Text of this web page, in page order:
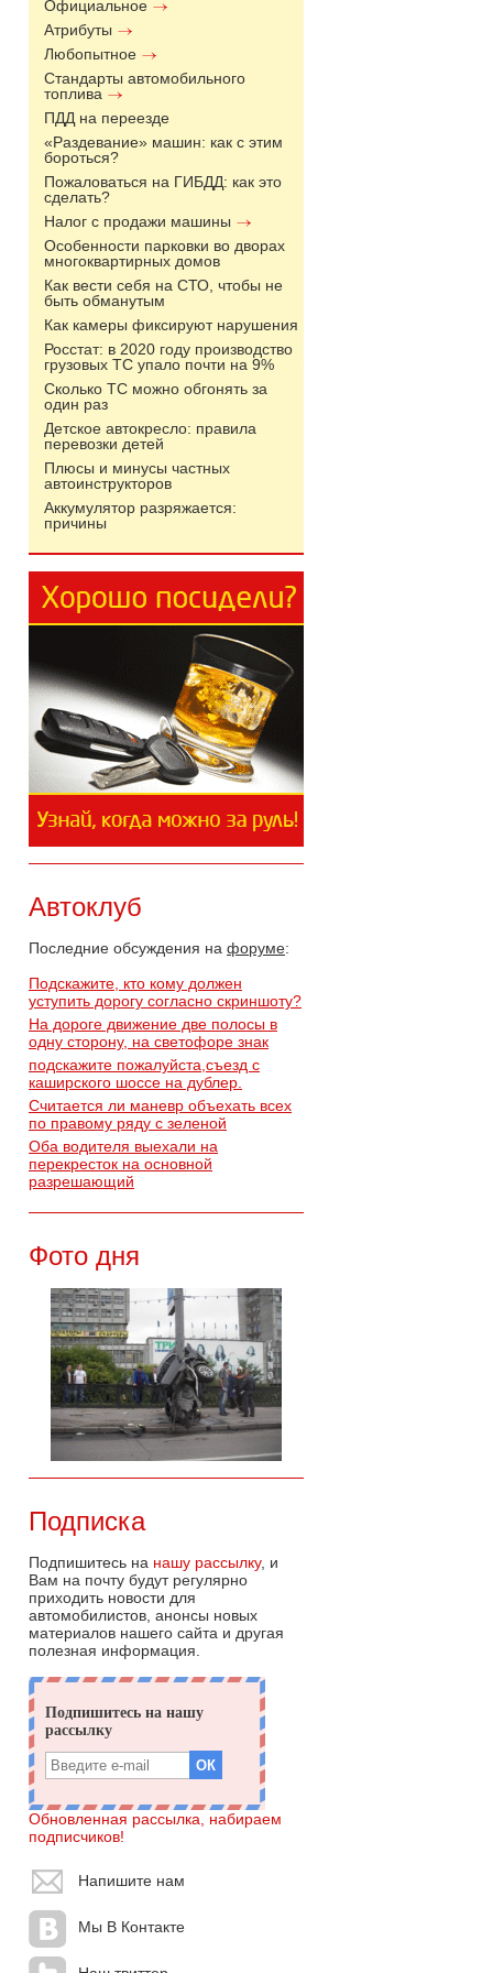
Официальное
Атрибуты
Любопытное
Стандарты автомобильного
топлива
ПДД на переезде
«Раздевание» машин: как с этим
бороться?
Пожаловаться на ГИБДД: как это
сделать?
Налог с продажи машины
Особенности парковки во дворах
многоквартирных домов
Как вести себя на СТО, чтобы не
быть обманутым
Как камеры фиксируют нарушения
Росстат: в 2020 году производство
грузовых ТС упало почти на 9%
Сколько ТС можно обгонять за
один раз
Детское автокресло: правила
перевозки детей
Плюсы и минусы частных
автоинструкторов
Аккумулятор разряжается:
причины
Автоклуб
Последние обсуждения на форуме:
Подскажите, кто кому должен
уступить дорогу согласно скриншоту?
На дороге движение две полосы в
одну сторону, на светофоре знак
подскажите пожалуйста,съезд с
каширского шоссе на дублер.
Считается ли маневр объехать всех
по правому ряду с зеленой
Оба водителя выехали на
перекресток на основной
разрешающий
Фото дня
Подписка
Подпишитесь на нашу рассылку, и
Вам на почту будут регулярно
приходить новости для
автомобилистов, анонсы новых
материалов нашего сайта и другая
полезная информация.
Обновленная рассылка, набираем
подписчиков!
Напишите нам
Мы В Контакте